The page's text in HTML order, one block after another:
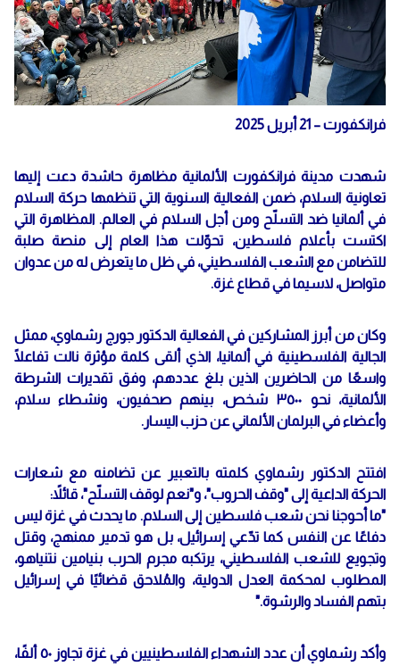
فرانكفورت – 21 أبريل 2025
شهدت مدينة فرانكفورت الألمانية مظاهرة حاشدة دعت إليها
تعاونية السلام، ضمن الفعالية السنوية التي تنظمها حركة السلام
في ألمانيا ضد التسلّح ومن أجل السلام في العالم. المظاهرة التي
اكتست بأعلام فلسطين، تحوّلت هذا العام إلى منصة صلبة
للتضامن مع الشعب الفلسطيني، في ظل ما يتعرض له من عدوان
متواصل، لاسيما في قطاع غزة.
وكان من أبرز المشاركين في الفعالية الدكتور جورج رشماوي، ممثل
الجالية الفلسطينية في ألمانيا، الذي ألقى كلمة مؤثرة نالت تفاعلًا
واسعًا من الحاضرين الذين بلغ عددهم، وفق تقديرات الشرطة
الألمانية، نحو ٣٥٠٠ شخص، بينهم صحفيون، ونشطاء سلام،
وأعضاء في البرلمان الألماني عن حزب اليسار.
افتتح الدكتور رشماوي كلمته بالتعبير عن تضامنه مع شعارات
الحركة الداعية إلى "وقف الحروب"، و"نعم لوقف التسلّح"، قائلاً:
"ما أحوجنا نحن شعب فلسطين إلى السلام. ما يحدث في غزة ليس
دفاعًا عن النفس كما تدّعي إسرائيل، بل هو تدمير ممنهج، وقتل
وتجويع للشعب الفلسطيني، يرتكبه مجرم الحرب بنيامين نتنياهو،
المطلوب لمحكمة العدل الدولية، والمُلاحق قضائيًا في إسرائيل
بتهم الفساد والرشوة."
وأكد رشماوي أن عدد الشهداء الفلسطينيين في غزة تجاوز ٥٠ ألفًا،